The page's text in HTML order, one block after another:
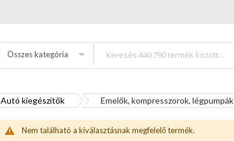
Összes kategória
Autó kiegészítők Emelők, kompresszorok, légpumpák
Nem található a kiválasztásnak megfelelő termék.